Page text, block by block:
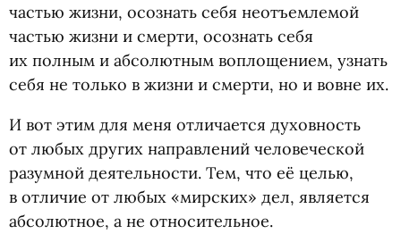
частью жизни, осознать себя неотъемлемой
частью жизни и смерти, осознать себя
их полным и абсолютным воплощением, узнать
себя не только в жизни и смерти, но и вовне их.
И вот этим для меня отличается духовность
от любых других направлений человеческой
разумной деятельности. Тем, что её целью,
в отличие от любых «мирских» дел, является
абсолютное, а не относительное.